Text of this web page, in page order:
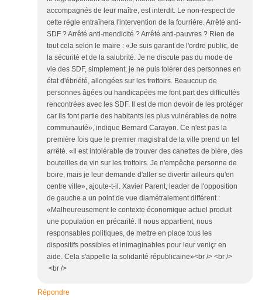
accompagnés de leur maître, est interdit. Le non-respect de
cette règle entraînera l'intervention de la fourrière. Arrêté anti-
SDF ? Arrêté anti-mendicité ? Arrêté anti-pauvres ? Rien de
tout cela selon le maire : «Je suis garant de l'ordre public, de
la sécurité et de la salubrité. Je ne discute pas du mode de
vie des SDF, simplement, je ne puis tolérer des personnes en
état d'ébriété, allongées sur les trottoirs. Beaucoup de
personnes âgées ou handicapées me font part des difficultés
rencontrées avec les SDF. Il est de mon devoir de les protéger
car ils font partie des habitants les plus vulnérables de notre
communauté», indique Bernard Carayon. Ce n'est pas la
première fois que le premier magistrat de la ville prend un tel
arrêté. «Il est intolérable de trouver des canettes de bière, des
bouteilles de vin sur les trottoirs. Je n'empêche personne de
boire, mais je leur demande d'aller se divertir ailleurs qu'en
centre ville», ajoute-t-il. Xavier Parent, leader de l'opposition
de gauche a un point de vue diamétralement différent :
«Malheureusement le contexte économique actuel produit
une population en précarité. Il nous appartient, nous
responsables politiques, de mettre en place tous les
dispositifs possibles et inimaginables pour leur veniçr en
aide. Cela s'appelle la solidarité républicaine»<br /> <br />
<br />
Répondre